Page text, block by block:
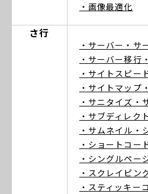
・画像最適化
さ行
・サーバー ・サ
・サーバー移行
・サイトスピー
・サイトマップ
・サニタイズ ・
・サブディレク
・サムネイル ・
・ショートコー
・シングルペー
・スクレイピン
・スティッキー